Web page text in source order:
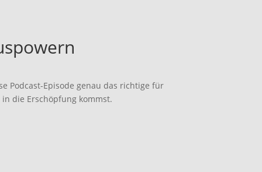
Podcast-Episode genau das richtige für
die Erschöpfung kommst.